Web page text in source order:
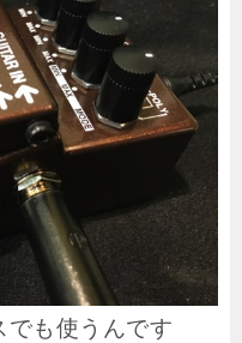
でも使うんです